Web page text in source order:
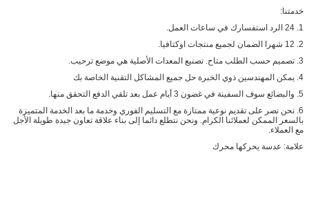
خدمتنا:
1. 24 الرد استفسارك في ساعات العمل.
2. 12 شهرا الضمان لجميع منتجات اوكتافيا.
3. تصميم حسب الطلب متاح.
تصنيع المعدات الأصلية هي موضع ترحيب.
4. يمكن المهندسين ذوي الخبرة حل جميع المشاكل التقنية الخاصة بك
5. والبضائع سوف السفينة في غضون 3 أيام عمل بعد تلقي الدفع التحقق منها.
6. نحن نصر على تقديم نوعية ممتازة مع التسليم الفوري وخدمة ما بعد الخدمة المتميزة
بالسعر الممكن لعملائنا الكرام. ونحن نتطلع دائما إلى بناء علاقة تعاون جيدة طويلة الأجل
مع العملاء.
علامة: عدسة يحركها محرك